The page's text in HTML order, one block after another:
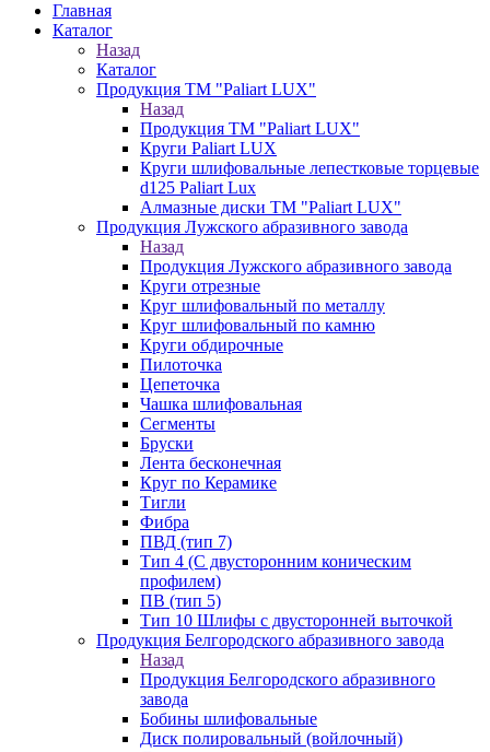
Главная
Каталог
Назад
Каталог
Продукция ТМ "Paliart LUX"
Назад
Продукция ТМ "Paliart LUX"
Круги Paliart LUX
Круги шлифовальные лепестковые торцевые
d125 Paliart Lux
Алмазные диски ТМ "Paliart LUX"
Продукция Лужского абразивного завода
Назад
Продукция Лужского абразивного завода
Круги отрезные
Круг шлифовальный по металлу
Круг шлифовальный по камню
Круги обдирочные
Пилоточка
Цепеточка
Чашка шлифовальная
Сегменты
Бруски
Лента бесконечная
Круг по Керамике
Тигли
Фибра
ПВД (тип 7)
Тип 4 (С двусторонним коническим
профилем)
ПВ (тип 5)
Тип 10 Шлифы с двусторонней выточкой
Продукция Белгородского абразивного завода
Назад
Продукция Белгородского абразивного
завода
Бобины шлифовальные
Диск полировальный (войлочный)